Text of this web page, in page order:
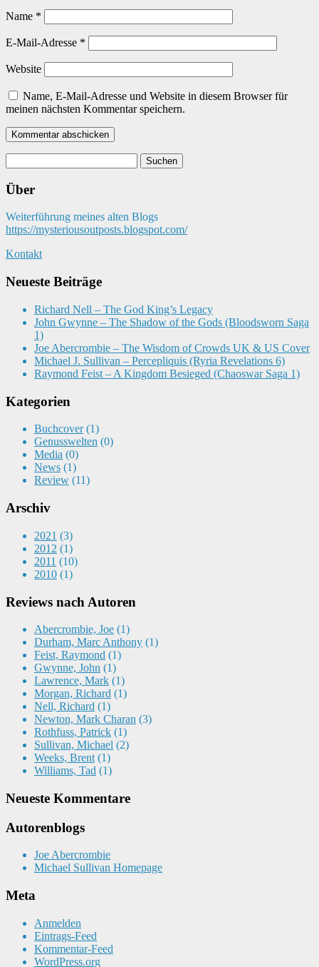
Name *
E-Mail-Adresse *
Website
Name, E-Mail-Adresse und Website in diesem Browser für
meinen nächsten Kommentar speichern.
nach:
Über
Weiterführung meines alten Blogs
https://mysteriousoutposts.blogspot.com/
Kontakt
Neueste Beiträge
Richard Nell – The God King’s Legacy
John Gwynne – The Shadow of the Gods (Bloodsworn Saga
1)
Joe Abercrombie – The Wisdom of Crowds UK & US Cover
Michael J. Sullivan – Percepliquis (Ryria Revelations 6)
Raymond Feist – A Kingdom Besieged (Chaoswar Saga 1)
Kategorien
Buchcover(1)
Genusswelten (0)
Media (0)
News (1)
Review (11)
Arschiv
2021 (3)
2012 (1)
2011 (10)
2010 (1)
Reviews nach Autoren
Abercrombie, Joe (1)
Durham, Marc Anthony (1)
Feist, Raymond (1)
Gwynne, John (1)
Lawrence, Mark (1)
Morgan, Richard (1)
Nell, Richard (1)
Newton, Mark Charan (3)
Rothfuss, Patrick (1)
Sullivan, Michael (2)
Weeks, Brent (1)
Williams, Tad (1)
Neueste Kommentare
Autorenblogs
Joe Abercrombie
Michael Sullivan Homepage
Meta
Anmelden
Eintrags-Feed
Kommentar-Feed
WordPress.org